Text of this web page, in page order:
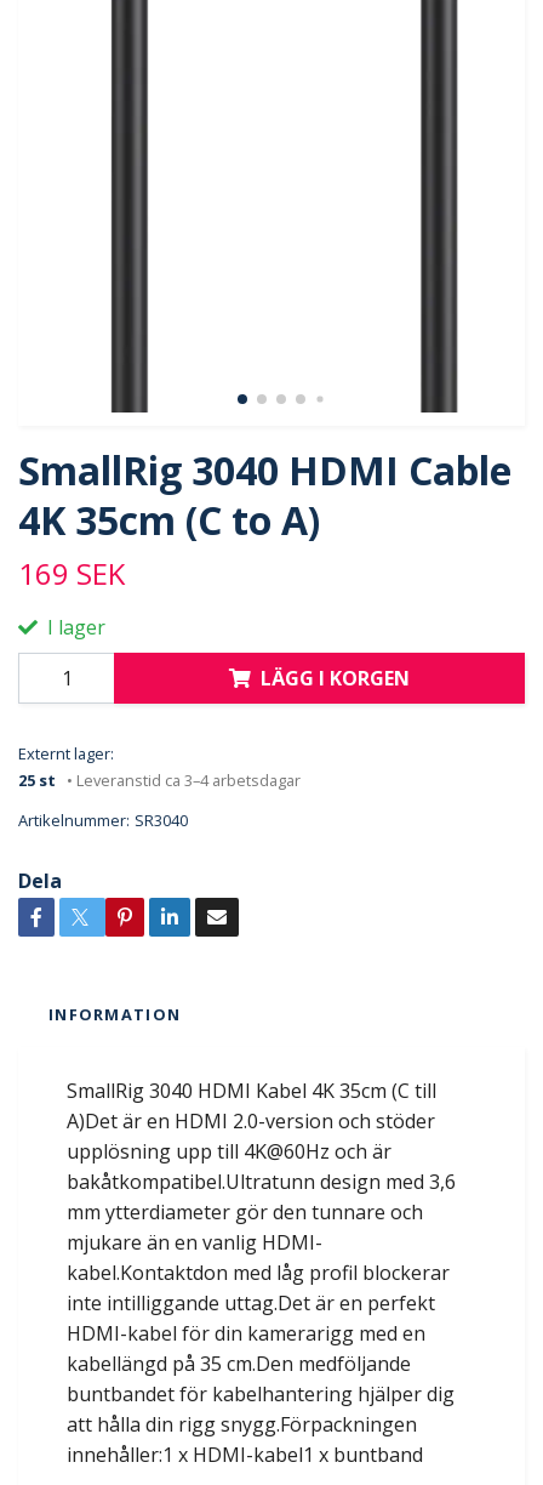
SmallRig 3040 HDMI Cable
4K 35cm (C to A)
169 SEK
I lager
LÄGG I KORGEN
Externt lager:
25 st
• Leveranstid ca 3–4 arbetsdagar
Artikelnummer: SR3040
Dela
INFORMATION
SmallRig 3040 HDMI Kabel 4K 35cm (C till
A)Det är en HDMI 2.0-version och stöder
upplösning upp till 4K@60Hz och är
bakåtkompatibel.Ultratunn design med 3,6
mm ytterdiameter gör den tunnare och
mjukare än en vanlig HDMI-
kabel.Kontaktdon med låg profil blockerar
inte intilliggande uttag.Det är en perfekt
HDMI-kabel för din kamerarigg med en
kabellängd på 35 cm.Den medföljande
buntbandet för kabelhantering hjälper dig
att hålla din rigg snygg.Förpackningen
innehåller:1 x HDMI-kabel1 x buntband